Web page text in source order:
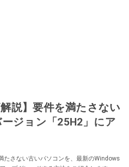
説】要件を満たさない
ジョン「25H2」にア
たさない古いパソコンを、最新のWindows